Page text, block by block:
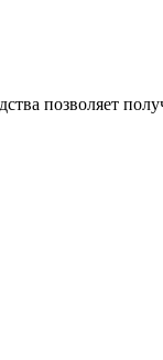
позволяет